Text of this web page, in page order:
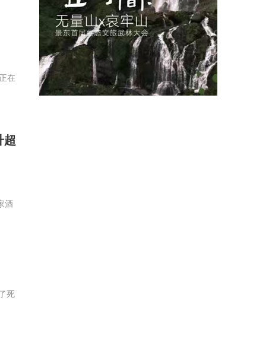
在
超
酒
死